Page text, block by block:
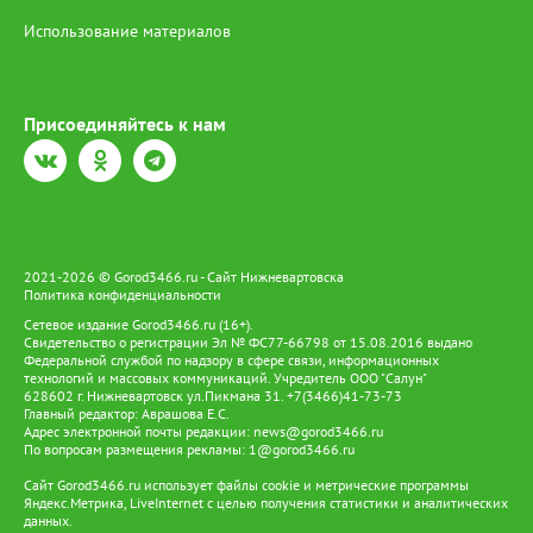
Использование материалов
Присоединяйтесь к нам
2021-2026 © Gorod3466.ru - Сайт Нижневартовска
Политика конфиденциальности
Сетевое издание Gorod3466.ru (16+).
Свидетельство о регистрации Эл № ФС77-66798 от 15.08.2016 выдано
Федеральной службой по надзору в сфере связи, информационных
технологий и массовых коммуникаций. Учредитель ООО "Салун"
628602 г. Нижневартовск ул.Пикмана 31. +7(3466)41-73-73
Главный редактор: Аврашова Е.С.
Адрес электронной почты редакции: news@gorod3466.ru
По вопросам размещения рекламы: 1@gorod3466.ru
Сайт Gorod3466.ru использует файлы cookie и метрические программы
Яндекс.Метрика, LiveInternet с целью получения статистики и аналитических
данных.